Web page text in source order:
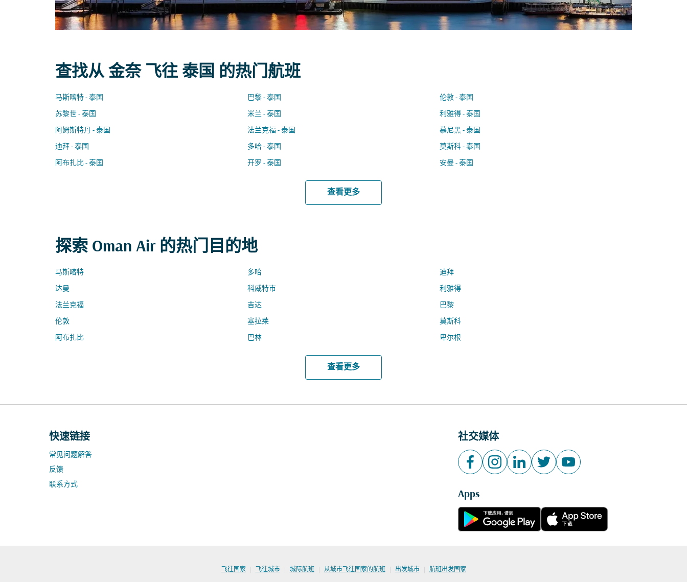
查找从 金奈 飞往 泰国 的热门航班
马斯喀特 - 泰国 巴黎 - 泰国 伦敦 - 泰国
苏黎世 - 泰国 米兰 - 泰国 利雅得 - 泰国
阿姆斯特丹 - 泰国 法兰克福 - 泰国 慕尼黑 - 泰国
迪拜 - 泰国 多哈 - 泰国 莫斯科 - 泰国
阿布扎比 - 泰国 开罗 - 泰国 安曼 - 泰国
查看更多
探索 Oman Air 的热门目的地
马斯喀特 多哈 迪拜
达曼 科威特市 利雅得
法兰克福 吉达 巴黎
伦敦 塞拉莱 莫斯科
阿布扎比 巴林 卑尔根
查看更多
快速链接
常见问题解答
反馈
联系方式
社交媒体
Apps
飞往国家 | 飞往城市 | 城际航班 | 从城市飞往国家的航班 | 出发城市 | 航班出发国家